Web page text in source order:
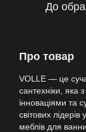
До
Про товар
VOLLE — це
сантехніки, яка
інноваціями та
світових лідерів
меблів для